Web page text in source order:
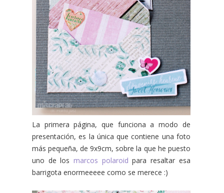
La primera página, que funciona a modo de
presentación, es la única que contiene una foto
más pequeña, de 9x9cm, sobre la que he puesto
uno de los marcos polaroid para resaltar esa
barrigota enormeeeee como se merece :)